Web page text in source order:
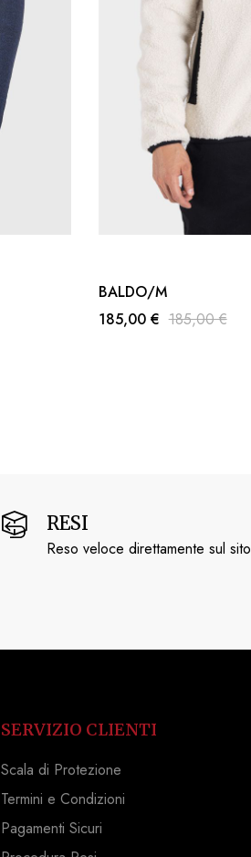
BALDO/M
185,00 € 185,00 €
RESI
Reso veloce direttamente sul sito
SERVIZIO CLIENTI
Scala di Protezione
Termini e Condizioni
Pagamenti Sicuri